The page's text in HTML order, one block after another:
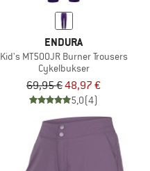
ENDURA
Kid's MT500JR Burner Trousers
Cykelbukser
69,95 €48,97 €
5,0(4)